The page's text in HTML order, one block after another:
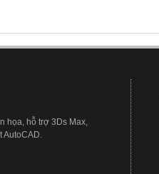
họa, hỗ trợ 3Ds Max,
AutoCAD.